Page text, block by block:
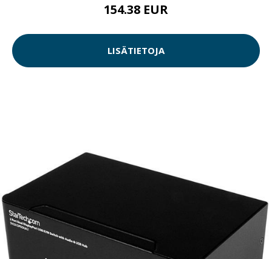
154.38 EUR
LISÄTIETOJA